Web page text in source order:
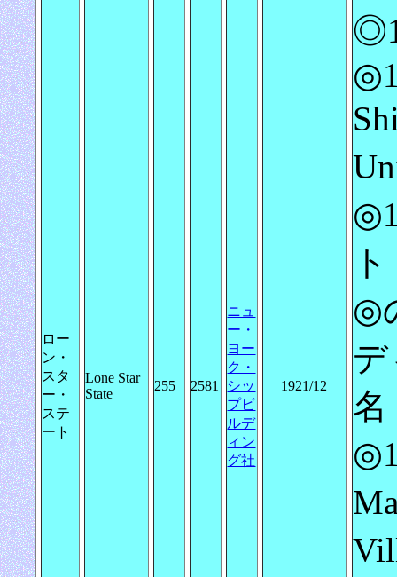
ロー
ン・
スタ
ー・
ステ
ート
Lone Star
State
255 2581
ニュ
ー・
ヨー
ク・
シッ
プビ
ルデ
ィン
グ社
1921/12
◎
デ
名